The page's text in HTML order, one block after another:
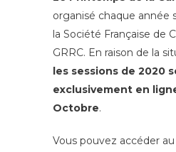
organisé chaque année
la Société Française de
GRRC. En raison de la
les sessions de 2020
exclusivement en
Octobre.
Vous pouvez accéder